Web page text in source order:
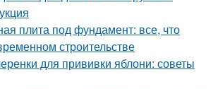
плита под фундамент: все, что
строительстве
для прививки яблони: советы